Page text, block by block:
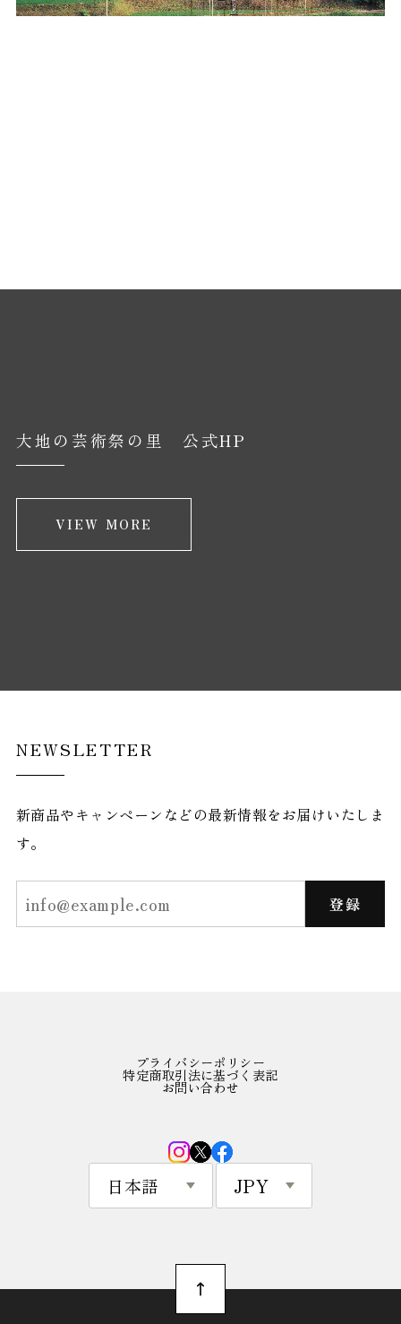
大地の芸術祭の里 公式HP
VIEW MORE
NEWSLETTER
新商品やキャンペーンなどの最新情報をお届けいたしま
す。
登録
プライバシーポリシー
特定商取引法に基づく表記
お問い合わせ